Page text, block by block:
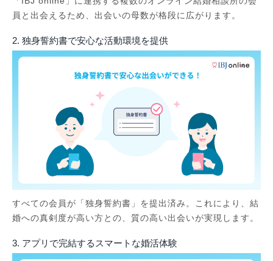
員と出会えるため、出会いの母数が格段に広がります。
2. 独身誓約書で安心な活動環境を提供
すべての会員が「独身誓約書」を提出済み。これにより、結
婚への真剣度が高い方との、質の高い出会いが実現します。
3. アプリで完結するスマートな婚活体験